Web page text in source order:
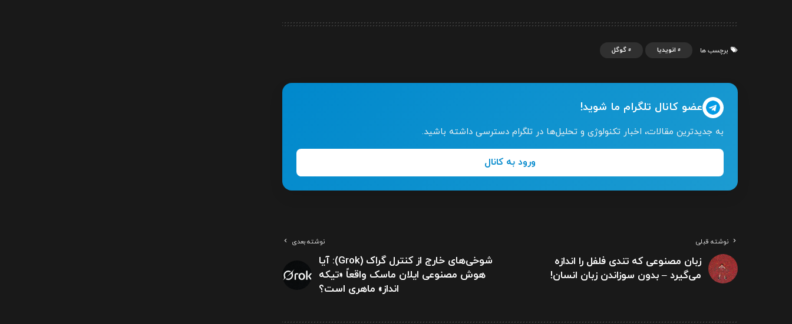
برچسب ها انویدیا گوگل
عضو کانال تلگرام ما شوید!
به جدیدترین مقالات، اخبار تکنولوژی و تحلیل‌ها در تلگرام دسترسی داشته باشید.
ورود به کانال
نوشته قبلی
زبان مصنوعی که تندی فلفل را اندازه
می‌گیرد – بدون سوزاندن زبان انسان!
نوشته بعدی
شوخی‌های خارج از کنترل گراک (Grok): آیا
هوش مصنوعی ایلان ماسک واقعاً «تیکه
انداز» ماهری است؟